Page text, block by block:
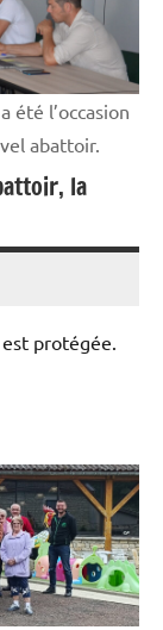
été l’occasion
abattoir.
la
est protégée.